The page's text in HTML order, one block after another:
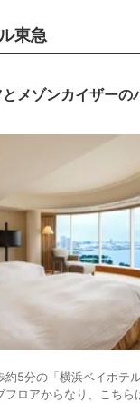
東急
メゾンカイザーの
5分の「横浜ベイホテ
フロアからなり、こちら